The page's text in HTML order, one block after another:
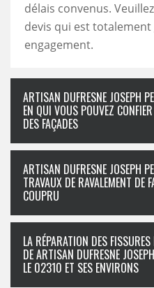
délais convenus.
devis qui est
engagement.
ARTISAN DUFRESNE JOSEPH
EN QUI VOUS POUVEZ
DES FAÇADES
ARTISAN DUFRESNE JOSEPH
TRAVAUX DE RAVALEMENT DE
COUPRU
LA RÉPARATION DES
DE ARTISAN DUFRESNE
LE 02310 ET SES ENVIRONS